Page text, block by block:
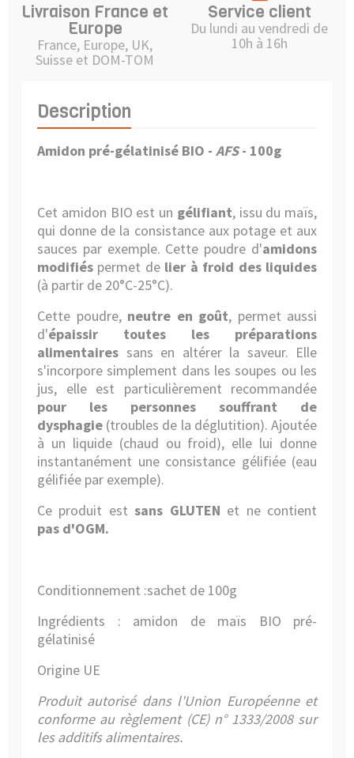
Livraison France et
Europe
France, Europe, UK,
Suisse et DOM-TOM
Service client
Du lundi au vendredi de
10h à 16h
Description
Amidon pré-gélatinisé BIO - AFS- 100g
Cet amidon BIO est un gélifiant, issu du maïs,
qui donne de la consistance aux potage et aux
sauces par exemple. Cette poudre d'amidons
modifiés permet de lier à froid des liquides
(à partir de 20°C-25°C).
Cette poudre,neutre en goût, permet aussi
d'épaissir toutes les préparations
alimentaires sans en altérer la saveur. Elle
s'incorpore simplement dans les soupes ou les
jus, elle est particulièrement recommandée
pour les personnes souffrant de
dysphagie (troubles de la déglutition). Ajoutée
à un liquide (chaud ou froid), elle lui donne
instantanément une consistance gélifiée (eau
gélifiée par exemple).
Ce produit estsans GLUTEN et ne contient
pas d'OGM.
Conditionnement :sachet de 100g
Ingrédients : amidon de maïs BIO pré-
gélatinisé
Origine UE
Produit autorisé dans l'Union Européenne et
conforme au règlement (CE) n° 1333/2008 sur
les additifs alimentaires.